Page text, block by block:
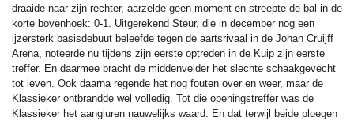
draaide naar zijn rechter, aarzelde geen moment en streepte de bal in de
korte bovenhoek: 0-1. Uitgerekend Steur, die in december nog een
ijzersterk basisdebuut beleefde tegen de aartsrivaal in de Johan Cruijff
Arena, noteerde nu tijdens zijn eerste optreden in de Kuip zijn eerste
treffer. En daarmee bracht de middenvelder het slechte schaakgevecht
tot leven. Ook daarna regende het nog fouten over en weer, maar de
Klassieker ontbrandde wel volledig. Tot die openingstreffer was de
Klassieker het aangluren nauwelijks waard. En dat terwijl beide ploegen